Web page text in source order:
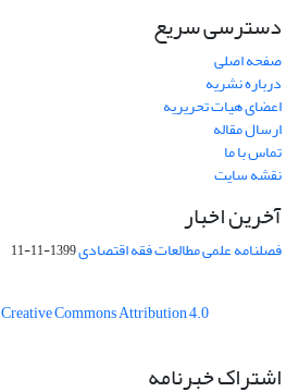
دسترسی سریع
صفحه اصلی
درباره نشریه
اعضای هیات تحریریه
ارسال مقاله
تماس با ما
نقشه سایت
آخرین اخبار
فصلنامه علمی مطالعات فقه اقتصادی1399-11-11
Creative Commons Attribution 4.0
اشتراک خبرنامه